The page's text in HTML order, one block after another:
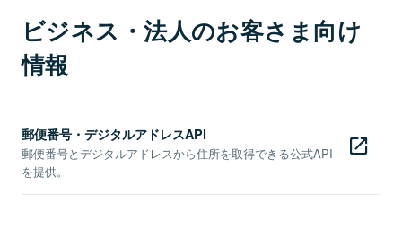
ビジネス・法人のお客さま向け
情報
郵便番号・デジタルアドレスAPI
郵便番号とデジタルアドレスから住所を取得できる公式API
を提供。